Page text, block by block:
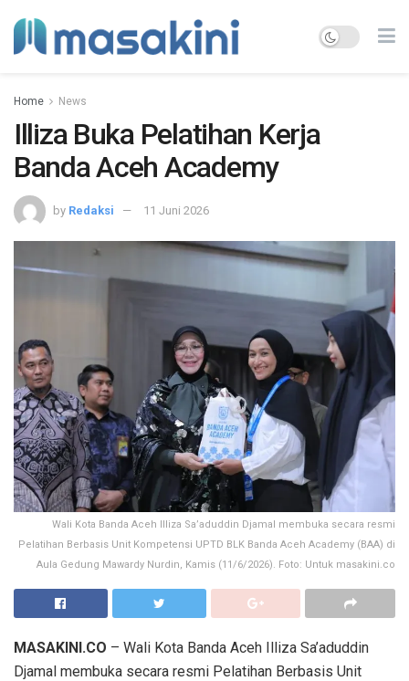
Home News
Illiza Buka Pelatihan Kerja
Banda Aceh Academy
by Redaksi 11 Juni 2026
Wali Kota Banda Aceh Illiza Sa’aduddin Djamal membuka secara resmi
Pelatihan Berbasis Unit Kompetensi UPTD BLK Banda Aceh Academy (BAA) di
Aula Gedung Mawardy Nurdin, Kamis (11/6/2026). Foto: Untuk masakini.co
MASAKINI.CO – Wali Kota Banda Aceh Illiza Sa’aduddin
Djamal membuka secara resmi Pelatihan Berbasis Unit